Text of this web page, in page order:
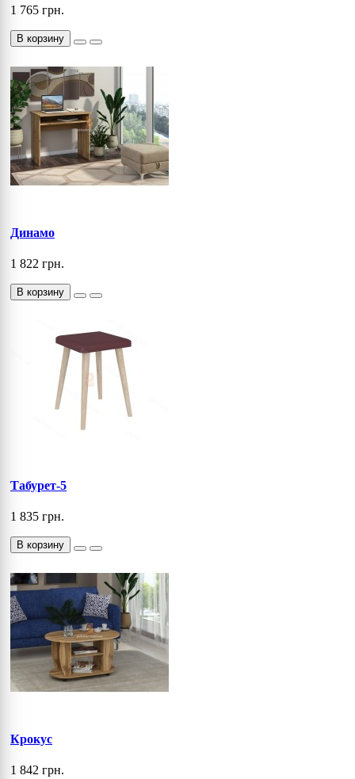
1 765 грн.
В корзину
Динамо
1 822 грн.
В корзину
Табурет-5
1 835 грн.
В корзину
Крокус
1 842 грн.